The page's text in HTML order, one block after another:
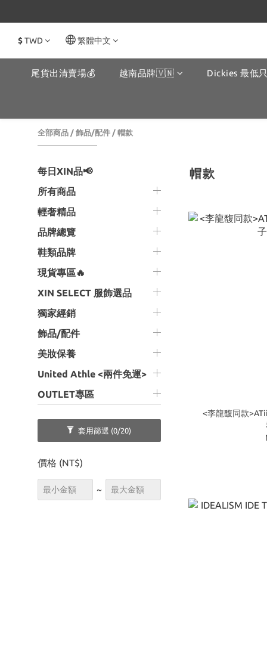
$TWD 繁體中文
尾貨出清賣場💰 越南品牌🇻🇳 Dickies 最低
全部商品 / 飾品/配件 / 帽款
每日XIN品📢
所有商品
輕奢精品
品牌總覽
鞋類品牌
現貨專區🔥
XIN SELECT 服飾選品
獨家經銷
飾品/配件
美妝保養
United Athle <兩件免運>
OUTLET專區
套用篩選 (0/20)
價格 (NT$)
~
帽款
<李龍馥同款